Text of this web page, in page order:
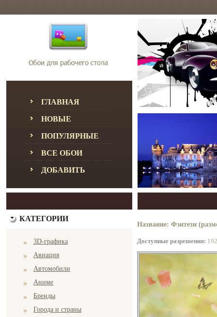
ГЛАВНАЯ
НОВЫЕ
ПОПУЛЯРНЫЕ
ВСЕ ОБОИ
ДОБАВИТЬ
КАТЕГОРИИ
3D-графика
Авиация
Автомобили
Аниме
Бренды
Города и страны
Название: Фэнтези
Доступные разрешения: